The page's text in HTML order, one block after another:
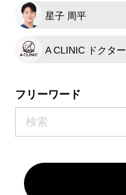
星子 周平
A CLINIC ドクター
フリーワード